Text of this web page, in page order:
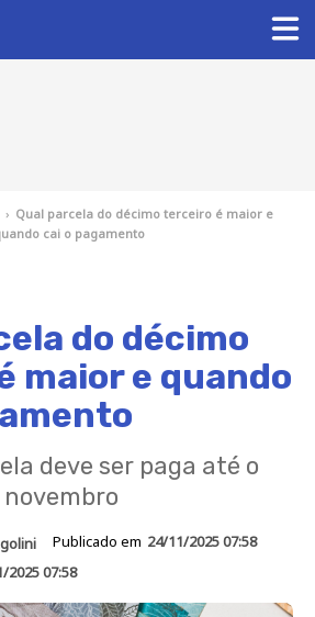
› Qual parcela do décimo terceiro é maior e
cai o pagamento
do décimo
maior e quando
deve ser paga até o
Publicado em 24/11/2025 07:58
2025 07:58